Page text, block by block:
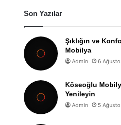
Son Yazılar
Şıklığın ve
Mobilya
Admin 6
Köseoğlu
Yenileyin
Admin 5